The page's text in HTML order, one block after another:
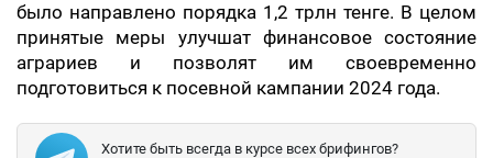
было направлено порядка 1,2 трлн тенге. В целом
принятые меры улучшат финансовое состояние
аграриев и позволят им своевременно
подготовиться к посевной кампании 2024 года.
Хотите быть всегда в курсе всех брифингов?